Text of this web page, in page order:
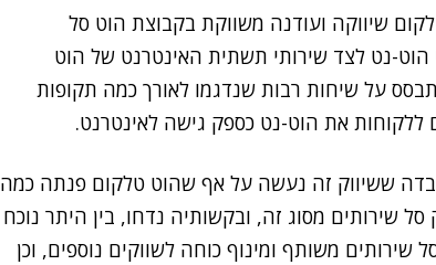
שיווקה ועודנה משווקת בקבוצת הוט סל
נט לצד שירותי תשתית האינטרנט של הוט
על שיחות רבות שנדגמו לאורך כמה תקופות
ללקוחות את הוט-נט כספק גישה לאינטרנט.
ששיווק זה נעשה על אף שהוט טלקום פנתה כמה
מסוג זה, ובקשותיה נדחו, בין היתר נוכח
שירותים משותף ומינוף כוחה לשווקים נוספים, וכן